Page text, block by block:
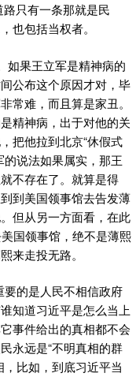
只有一条那就是民
也包括当权者。
如果王立军是精神病的
公布这个原因才对，毕
常难，而且算是家丑。
精神病，出于对他的关
把他拉到北京“休假式
说法如果属实，那王
不存在了。就算是得
到美国领事馆去告发薄
但从另一方面看，在此
国领事馆，绝不是薄熙
来走投无路。
的是人民不相信政府
知道习近平是怎么当上
事件给出的真相都不会
永远是“不明真相的群
比如，到底习近平当